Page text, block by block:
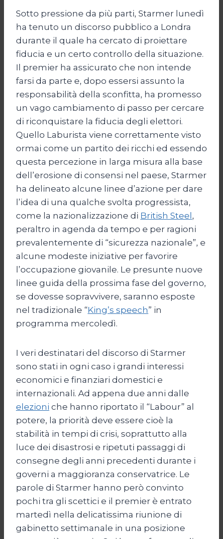
Sotto pressione da più parti, Starmer lunedì
ha tenuto un discorso pubblico a Londra
durante il quale ha cercato di proiettare
fiducia e un certo controllo della situazione.
Il premier ha assicurato che non intende
farsi da parte e, dopo essersi assunto la
responsabilità della sconfitta, ha promesso
un vago cambiamento di passo per cercare
di riconquistare la fiducia degli elettori.
Quello Laburista viene correttamente visto
ormai come un partito dei ricchi ed essendo
questa percezione in larga misura alla base
dell’erosione di consensi nel paese, Starmer
ha delineato alcune linee d’azione per dare
l’idea di una qualche svolta progressista,
come la nazionalizzazione di British Steel,
peraltro in agenda da tempo e per ragioni
prevalentemente di “sicurezza nazionale”, e
alcune modeste iniziative per favorire
l’occupazione giovanile. Le presunte nuove
linee guida della prossima fase del governo,
se dovesse sopravvivere, saranno esposte
nel tradizionale “King’s speech” in
programma mercoledì.
I veri destinatari del discorso di Starmer
sono stati in ogni caso i grandi interessi
economici e finanziari domestici e
internazionali. Ad appena due anni dalle
elezioni che hanno riportato il “Labour” al
potere, la priorità deve essere cioè la
stabilità in tempi di crisi, soprattutto alla
luce dei disastrosi e ripetuti passaggi di
consegne degli anni precedenti durante i
governi a maggioranza conservatrice. Le
parole di Starmer hanno però convinto
pochi tra gli scettici e il premier è entrato
martedì nella delicatissima riunione di
gabinetto settimanale in una posizione